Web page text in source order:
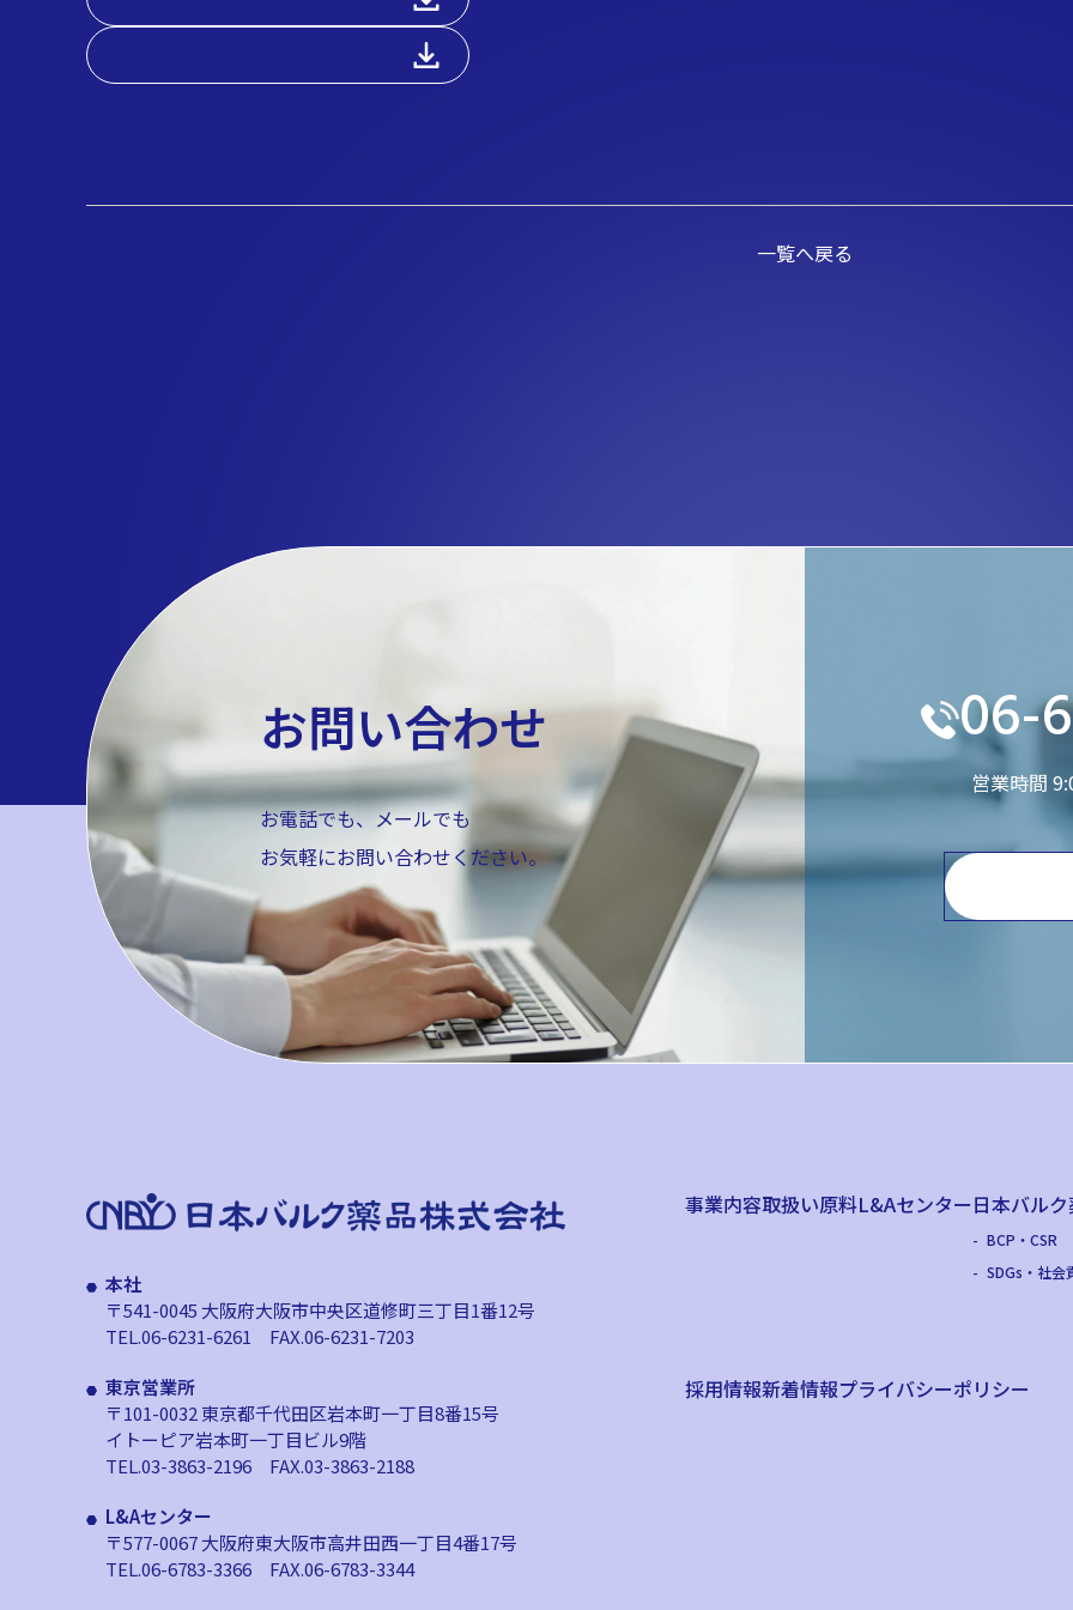
一覧へ戻る
お問い合わせ
お電話でも、メールでも
お気軽にお問い合わせください。
06-
営業時間
本社
〒541-0045 大阪府大阪市中央区道修町三丁目1番12号
TEL.06-6231-6261 FAX.06-6231-7203
東京営業所
〒101-0032 東京都千代田区岩本町一丁目8番15号
イトーピア岩本町一丁目ビル9階
TEL.03-3863-2196 FAX.03-3863-2188
L&Aセンター
〒577-0067 大阪府東大阪市高井田西一丁目4番17号
TEL.06-6783-3366 FAX.06-6783-3344
事業内容取扱い原料L&Aセンター日本バル
BCP・CSR
SDGs・社会
採用情報新着情報プライバシーポリシー